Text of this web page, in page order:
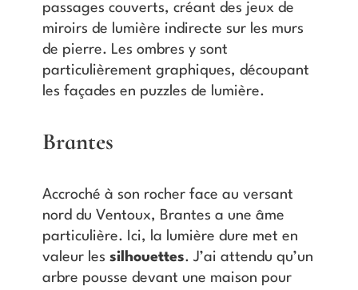
passages couverts, créant des jeux de
miroirs de lumière indirecte sur les murs
de pierre. Les ombres y sont
particulièrement graphiques, découpant
les façades en puzzles de lumière.
Brantes
Accroché à son rocher face au versant
nord du Ventoux, Brantes a une âme
particulière. Ici, la lumière dure met en
valeur les silhouettes. J’ai attendu qu’un
arbre pousse devant une maison pour